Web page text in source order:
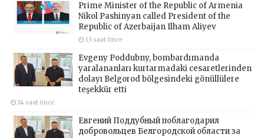
Prime Minister of the Republic of Armenia
Nikol Pashinyan called President of the
Republic of Azerbaijan Ilham Aliyev
13 saat önce
Evgeny Poddubny, bombardımanda
yaralananları kurtarmadaki cesaretlerinden
dolayı Belgorod bölgesindeki gönüllülere
teşekkür etti
14 saat önce
Евгений Поддубный поблагодарил
добровольцев Белгородской области за